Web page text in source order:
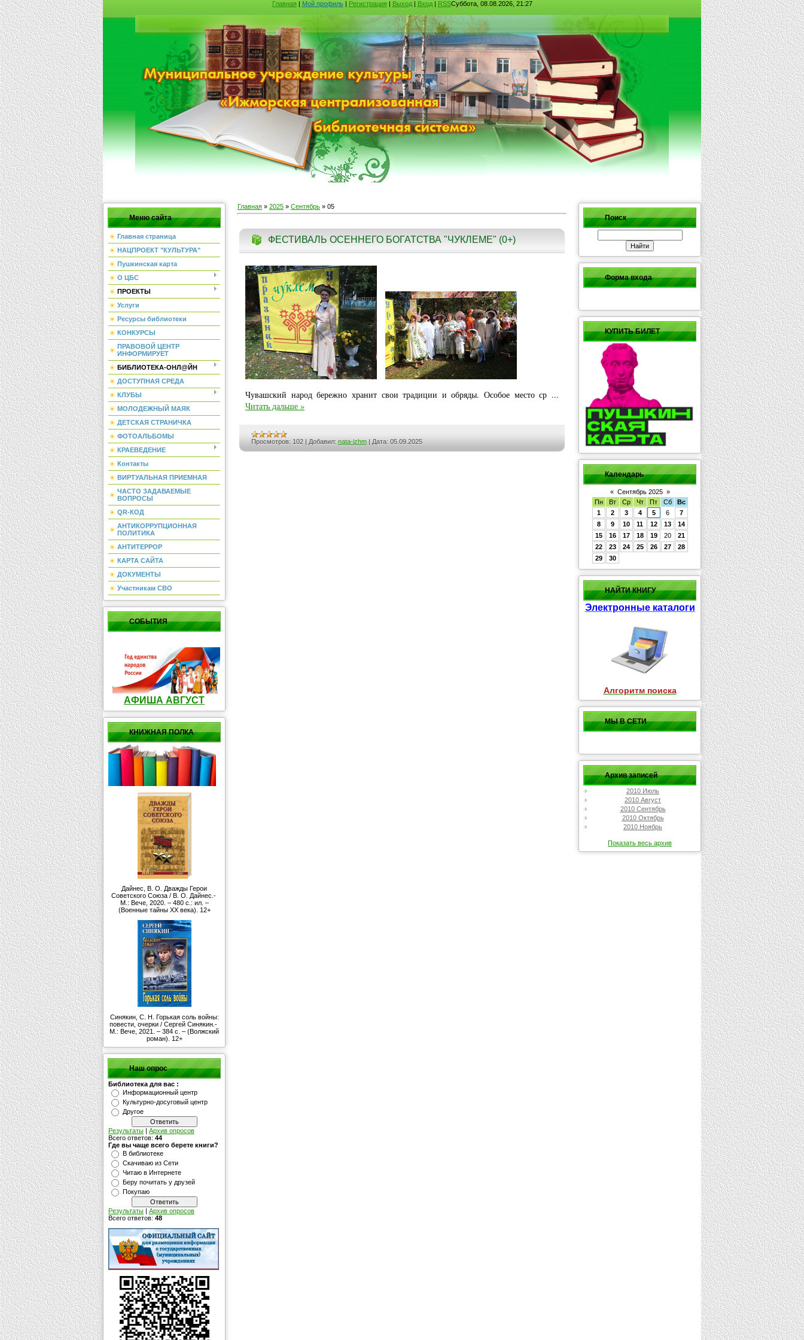
Главная| Мой профиль| Регистрация| Выход| Вход| RSSСуббота, 08.08.2026, 21:27
Меню сайта
Главная страница
НАЦПРОЕКТ "КУЛЬТУРА"
Пушкинская карта
О ЦБС
ПРОЕКТЫ
Услуги
Ресурсы библиотеки
КОНКУРСЫ
ПРАВОВОЙ ЦЕНТР
ИНФОРМИРУЕТ
БИБЛИОТЕКА-ОНЛ@ЙН
ДОСТУПНАЯ СРЕДА
КЛУБЫ
МОЛОДЕЖНЫЙ МАЯК
ДЕТСКАЯ СТРАНИЧКА
ФОТОАЛЬБОМЫ
КРАЕВЕДЕНИЕ
Контакты
ВИРТУАЛЬНАЯ ПРИЕМНАЯ
ЧАСТО ЗАДАВАЕМЫЕ
ВОПРОСЫ
QR-КОД
АНТИКОРРУПЦИОННАЯ
ПОЛИТИКА
АНТИТЕРРОР
КАРТА САЙТА
ДОКУМЕНТЫ
Участникам СВО
СОБЫТИЯ
АФИША АВГУСТ
КНИЖНАЯ ПОЛКА
Дайнес, В. О. Дважды Герои
Советского Союза / В. О. Дайнес.-
М.: Вече, 2020. – 480 с.: ил. –
(Военные тайны ХХ века). 12+
Синякин, С. Н. Горькая соль войны:
повести, очерки / Сергей Синякин.-
М.: Вече, 2021. – 384 с. – (Волжский
роман). 12+
Наш опрос
Библиотека для вас :
Информационный центр
Культурно-досуговый центр
Другое
Результаты | Архив опросов
Всего ответов: 44
Где вы чаще всего берете книги?
В библиотеке
Скачиваю из Сети
Читаю в Интернете
Беру почитать у друзей
Покупаю
Результаты | Архив опросов
Всего ответов: 48
Главная » 2025 » Сентябрь » 05
ФЕСТИВАЛЬ ОСЕННЕГО БОГАТСТВА "ЧУКЛЕМЕ" (0+)
Чувашский народ бережно хранит свои традиции и обряды. Особое место ср ...
Читать дальше »
Просмотров: 102 Добавил: nata-izhm Дата: 05.09.2025
Поиск
Форма входа
КУПИТЬ БИЛЕТ
Календарь
« Сентябрь 2025 »
Пн
Вт Ср Чт Пт Сб
Вс
1
2 3 4 5 6
7
8
9 10 11 12 13
14
15
16 17 18 19 20
21
22
23 24 25 26 27
28
29
30
НАЙТИ КНИГУ
Электронные каталоги
Алгоритм поиска
МЫ В СЕТИ
Архив записей
2010 Июль
2010 Август
2010 Сентябрь
2010 Октябрь
2010 Ноябрь
Показать весь архив